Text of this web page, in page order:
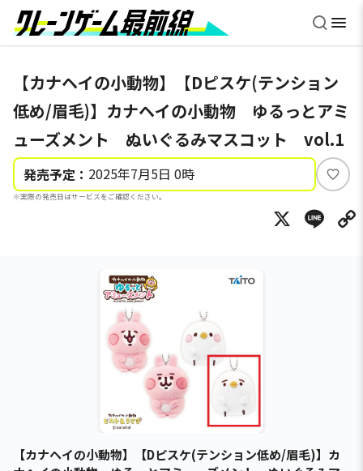
【カナヘイの小動物】【Dピスケ(テンション
低め/眉毛)】カナヘイの小動物 ゆるっとアミ
ューズメント ぬいぐるみマスコット vol.1
発売予定： 2025年7月5日 0時
※実際の発売日はサービスをご確認ください。
い
ね
X
【カナヘイの小動物】【Dピスケ(テンション低め/眉毛)】カ